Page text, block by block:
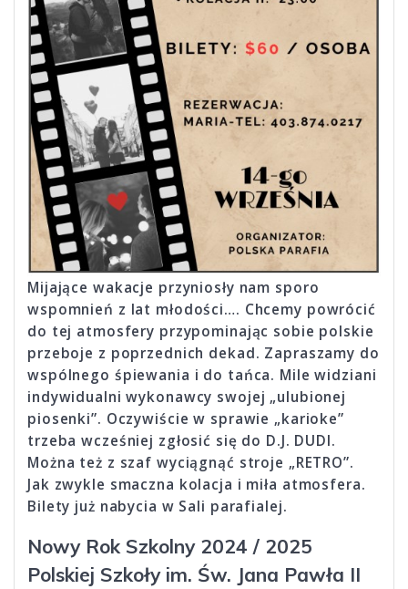
Mijające wakacje przyniosły nam sporo
wspomnień z lat młodości…. Chcemy powrócić
do tej atmosfery przypominając sobie polskie
przeboje z poprzednich dekad. Zapraszamy do
wspólnego śpiewania i do tańca. Mile widziani
indywidualni wykonawcy swojej „ulubionej
piosenki”. Oczywiście w sprawie „karioke”
trzeba wcześniej zgłosić się do D.J. DUDI.
Można też z szaf wyciągnąć stroje „RETRO”.
Jak zwykle smaczna kolacja i miła atmosfera.
Bilety już nabycia w Sali parafialej.
Nowy Rok Szkolny 2024 / 2025
Polskiej Szkoły im. Św. Jana Pawła II